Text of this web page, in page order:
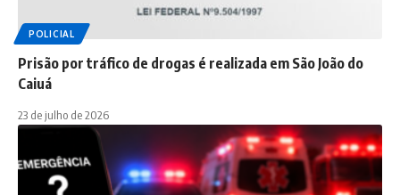
POLICIAL
Prisão por tráfico de drogas é realizada em São João do
Caiuá
23 de julho de 2026